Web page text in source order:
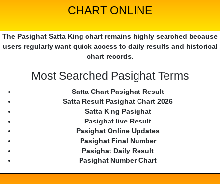
CHART ONLINE
The Pasighat Satta King chart remains highly searched because
users regularly want quick access to daily results and historical
chart records.
Most Searched Pasighat Terms
Satta Chart Pasighat Result
Satta Result Pasighat Chart 2026
Satta King Pasighat
Pasighat live Result
Pasighat Online Updates
Pasighat Final Number
Pasighat Daily Result
Pasighat Number Chart